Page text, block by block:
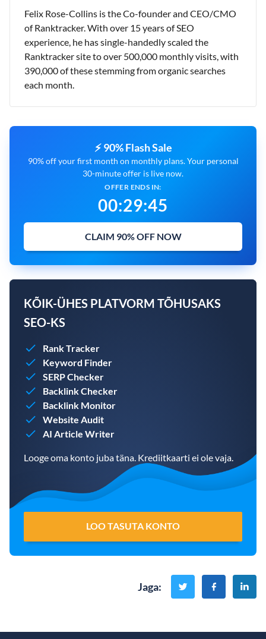
Felix Rose-Collins is the Co-founder and CEO/CMO
of Ranktracker. With over 15 years of SEO
experience, he has single-handedly scaled the
Ranktracker site to over 500,000 monthly visits, with
390,000 of these stemming from organic searches
each month.
⚡ 90% Flash Sale
90% off your first month on monthly plans. Your personal
30-minute offer is live now.
OFFER ENDS IN:
00:29:45
CLAIM 90% OFF NOW
KÕIK-ÜHES PLATVORM TÕHUSAKS
SEO-KS
Rank Tracker
Keyword Finder
SERP Checker
Backlink Checker
Backlink Monitor
Website Audit
AI Article Writer
Looge oma konto juba täna. Krediitkaarti ei ole vaja.
LOO TASUTA KONTO
Jaga: